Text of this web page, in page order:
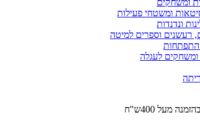
ומשחקים
ומשטחי פעילות
ונדנדות
רעשנים וספרים למיטה
לעגלה
מעל 400ש"ח